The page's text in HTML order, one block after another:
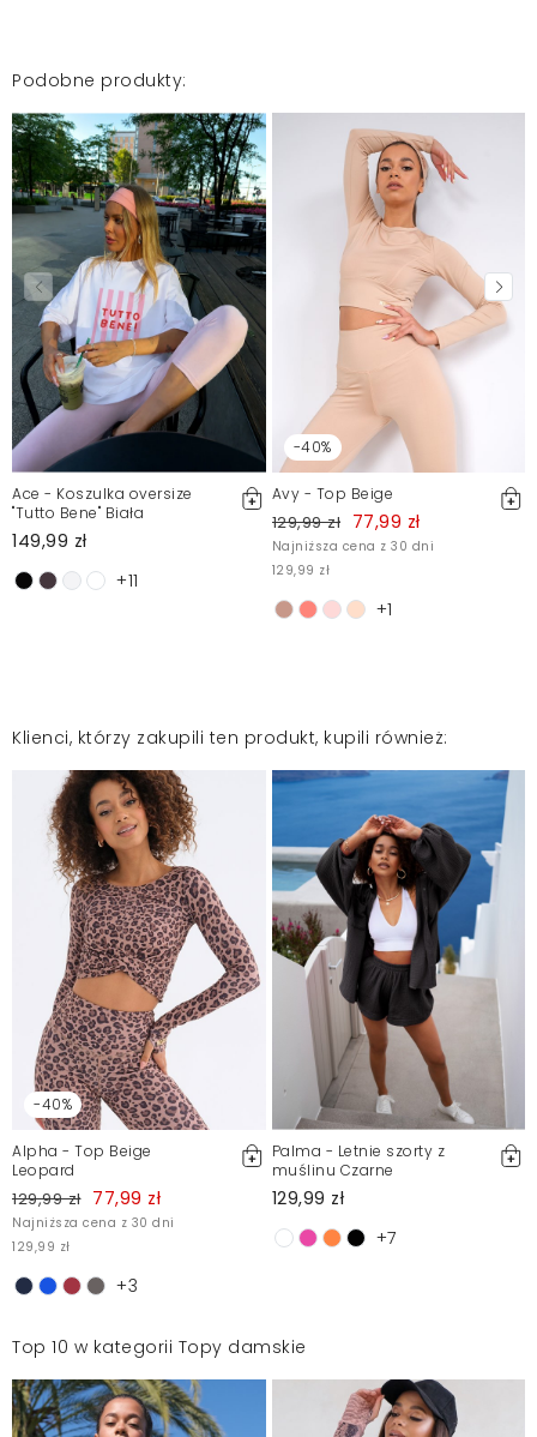
Podobne produkty:
Ace - Koszulka oversize
"Tutto Bene" Biała
149,99 zł
+11
-40%
Avy - Top Beige
129,99 zł 77,99 zł
Najniższa cena z 30 dni
129,99 zł
+1
Klienci, którzy zakupili ten produkt, kupili również:
-40%
Alpha - Top Beige
Leopard
129,99 zł 77,99 zł
Najniższa cena z 30 dni
129,99 zł
+3
Palma - Letnie szorty z
muślinu Czarne
129,99 zł
+7
Top 10 w kategorii Topy damskie